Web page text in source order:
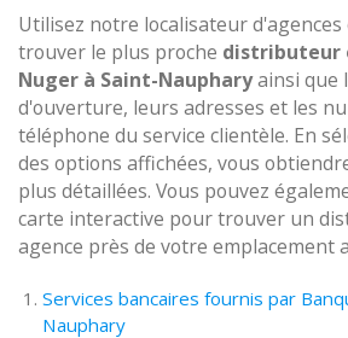
Utilisez notre localisateur
trouver le plus proche distributeur
Nuger à Saint-Naupharyainsi que
d'ouverture, leurs adresses et les
téléphone du service clientèle. En
des options affichées, vous
plus détaillées. Vous pouvez
carte interactive pour trouver un
agence près de votre emplacement
Services bancaires fournis par
Nauphary